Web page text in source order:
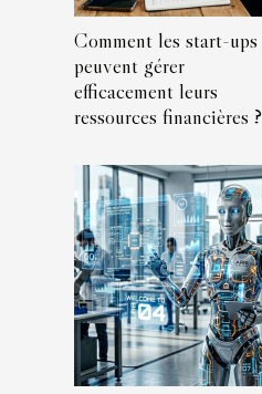
Comment les start-ups
peuvent gérer
efficacement leurs
ressources financières ?